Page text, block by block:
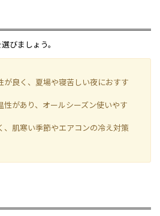
びましょう。
が良く、夏場や寝苦しい夜におすす
性があり、オールシーズン使いやす
、肌寒い季節やエアコンの冷え対策